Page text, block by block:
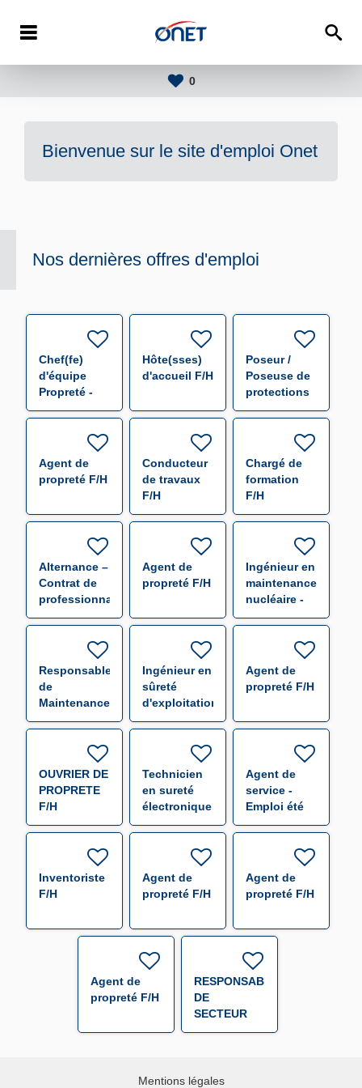
0
Bienvenue sur le site d'emploi Onet
Nos dernières offres d'emploi
Chef(fe)
d'équipe
Propreté -
CHR Bel Air
Hôte(sses)
d'accueil F/H
Poseur /
Poseuse de
protections
temporaires
navale F/H
Agent de
propreté F/H
Conducteur
de travaux
F/H
Chargé de
formation
F/H
Alternance –
Contrat de
professionnalisation
QHSE F/H
Agent de
propreté F/H
Ingénieur en
maintenance
nucléaire -
F/H
Responsable
de
Maintenance
Nucléaire
Ingénieur en
sûreté
d'exploitation
(f/h)
Agent de
propreté F/H
OUVRIER DE
PROPRETE
F/H
Technicien
en sureté
électronique
F/H
Agent de
service -
Emploi été
F/H
Inventoriste
F/H
Agent de
propreté F/H
Agent de
propreté F/H
Agent de
propreté F/H
RESPONSABLE
DE
SECTEUR
(000655) F/H
Mentions légales